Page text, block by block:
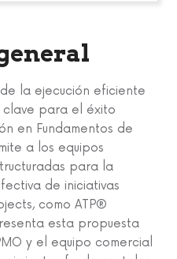
la ejecución eficiente
para el éxito
en Fundamentos de
a los equipos
para la
de iniciativas
como ATP®
esta propuesta
y el equipo comercial